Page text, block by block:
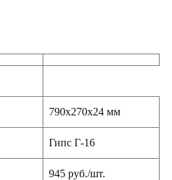
790х270х24 мм
Гипс Г-16
945 руб./шт.